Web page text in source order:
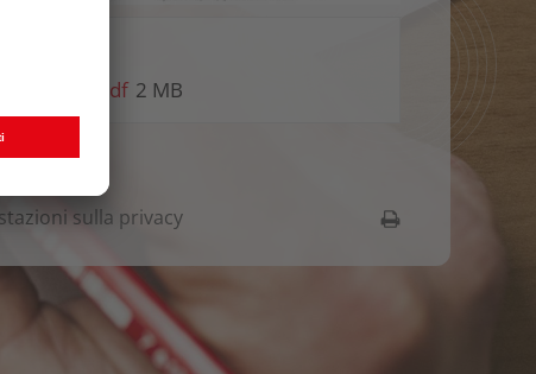
2 MB
sulla privacy